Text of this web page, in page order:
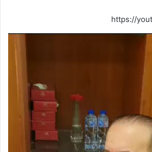
https://